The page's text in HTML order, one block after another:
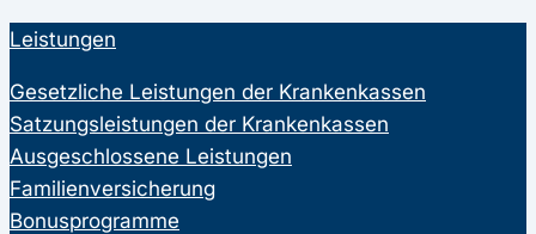
Leistungen
Gesetzliche Leistungen der Krankenkassen
Satzungsleistungen der Krankenkassen
Ausgeschlossene Leistungen
Familienversicherung
Bonusprogramme